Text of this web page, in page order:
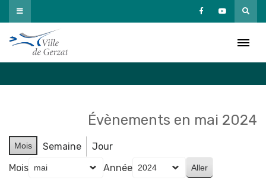
Passer
au
contenu
Évènements en mai 2024
Mois Semaine
Jour
Mois
Année